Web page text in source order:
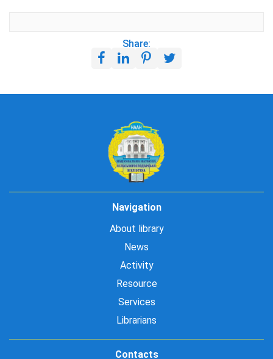
Share:
Navigation
About library
News
Activity
Resource
Services
Librarians
Contacts